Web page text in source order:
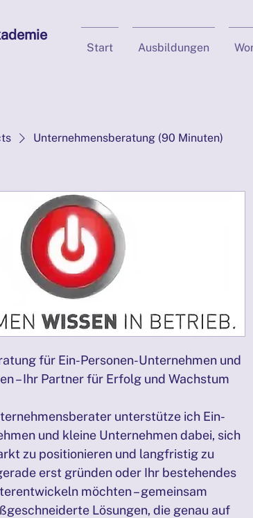
Start Ausbildungen
Unternehmensberatung (90 Minuten)
für Ein-Personen-Unternehmen und
– Ihr Partner für Erfolg und Wachstum
unterstütze ich Ein-
und kleine Unternehmen dabei, sich
zu positionieren und langfristig zu
erst gründen oder Ihr bestehendes
möchten – gemeinsam
Lösungen, die genau auf